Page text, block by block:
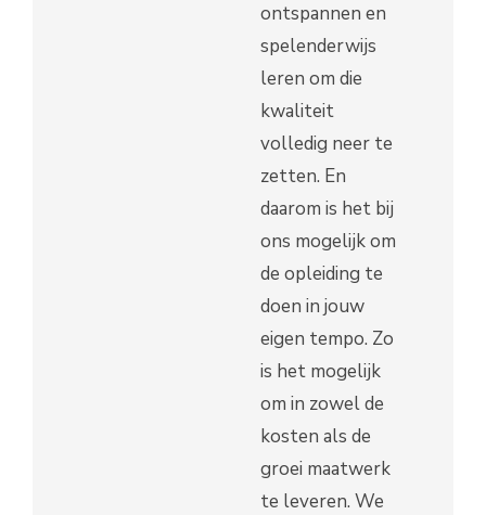
ontspannen en
spelenderwijs
leren om die
kwaliteit
volledig neer te
zetten. En
daarom is het bij
ons mogelijk om
de opleiding te
doen in jouw
eigen tempo. Zo
is het mogelijk
om in zowel de
kosten als de
groei maatwerk
te leveren. We